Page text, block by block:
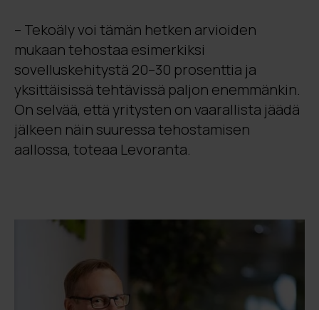
– Tekoäly voi tämän hetken arvioiden
mukaan tehostaa esimerkiksi
sovelluskehitystä 20–30 prosenttia ja
yksittäisissä tehtävissä paljon enemmänkin.
On selvää, että yritysten on vaarallista jäädä
jälkeen näin suuressa tehostamisen
aallossa, toteaa Levoranta.